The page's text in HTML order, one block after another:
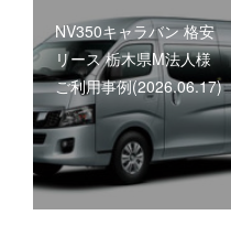
NV350キャラバン 格安
リース 栃木県M法人様
ご利用事例(2026.06.17)